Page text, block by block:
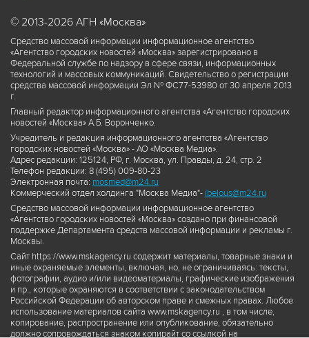
© 2013-2026 АГН «Москва»
Средство массовой информации информационное агентство
«Агентство городских новостей «Москва» зарегистрировано в
Федеральной службе по надзору в сфере связи, информационных
технологий и массовых коммуникаций. Свидетельство о регистрации
средства массовой информации Эл № ФС77-53980 от 30 апреля 2013
г.
Главный редактор информационного агентства «Агентство городских
новостей «Москва» А.Б. Воронченко.
Учредитель и редакция информационного агентства «Агентство
городских новостей «Москва» - АО «Москва Медиа».
Адрес редакции: 125124, РФ, г. Москва, ул. Правды, д. 24, стр. 2
Телефон редакции: 8 (495) 009-80-23
Электронная почта: mosmed@m24.ru
Коммерческий отдел холдинга "Москва Медиа"- ibelous@m24.ru
Средство массовой информации информационное агентство
«Агентство городских новостей «Москва» создано при финансовой
поддержке Департамента средств массовой информации и рекламы г.
Москвы.
Сайт https://www.mskagency.ru содержит материалы, товарные знаки и
иные охраняемые элементы, включая, но, не ограничиваясь: тексты,
фотографии, аудио и/или видеоматериалы, графические изображения
и пр., которые охраняются в соответствии с законодательством
Российской Федерации об авторском праве и смежных правах. Любое
использование материалов сайта www.mskagency.ru , в том числе,
копирование, распространение или опубликование, обязательно
должно сопровождаться знаком копирайт со ссылкой на